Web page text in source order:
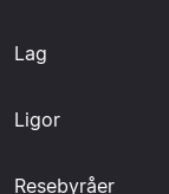
Lag
Ligor
Resebyråer